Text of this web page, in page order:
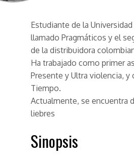
Estudiante de la
llamado Pragmáticos y el
de la distribuidora
Ha trabajado como primer
Presente y Ultra violencia, y
Tiempo.
Actualmente, se encuentra
liebres
Sinopsis